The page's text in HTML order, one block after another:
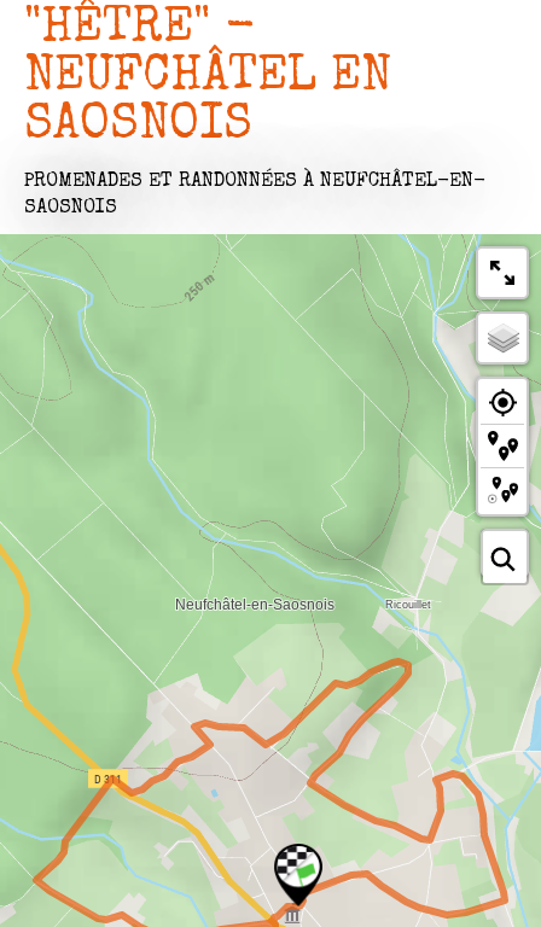
"HÊTRE" -
NEUFCHÂTEL EN
SAOSNOIS
PROMENADES ET RANDONNÉES À NEUFCHÂTEL-EN-
SAOSNOIS